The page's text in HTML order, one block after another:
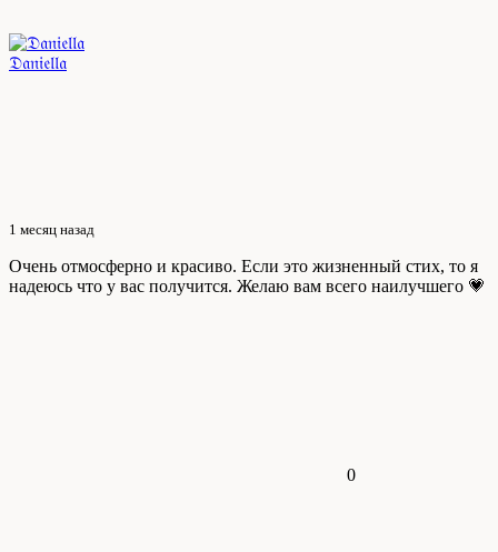
𝔇𝔞𝔫𝔦𝔢𝔩𝔩𝔞
1 месяц назад
Очень отмосферно и красиво. Если это жизненный стих, то я
надеюсь что у вас получится. Желаю вам всего наилучшего 💗
0